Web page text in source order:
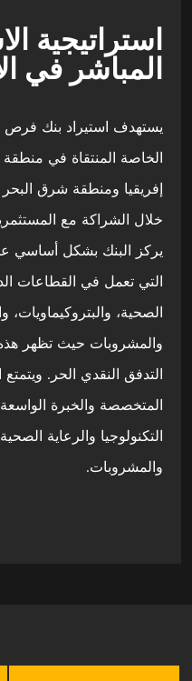
استراتيجية
المباشر في
يستهدف استيراد بنك فرص
الخاصة المنتقاة في
إفريقيا ومنطقة شرق
خلال الشراكة مع
يركز البنك بشكل أساسي
التي تعمل في القطاعات
الصحية، والبتروكيماويات،
والمشروبات حيث تظهر
التدفق النقدي الحر. ويتمتع
المتخصصة والخبرة
التكنولوجيا والرعاية
والمشروبات.